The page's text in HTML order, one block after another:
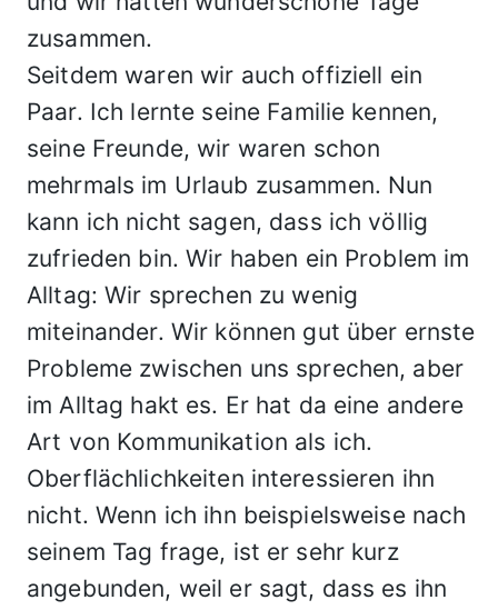
zusammen.
Seitdem waren wir auch offiziell ein
Paar. Ich lernte seine Familie kennen,
seine Freunde, wir waren schon
mehrmals im Urlaub zusammen. Nun
kann ich nicht sagen, dass ich völlig
zufrieden bin. Wir haben ein Problem im
Alltag: Wir sprechen zu wenig
miteinander. Wir können gut über ernste
Probleme zwischen uns sprechen, aber
im Alltag hakt es. Er hat da eine andere
Art von Kommunikation als ich.
Oberflächlichkeiten interessieren ihn
nicht. Wenn ich ihn beispielsweise nach
seinem Tag frage, ist er sehr kurz
angebunden, weil er sagt, dass es ihn